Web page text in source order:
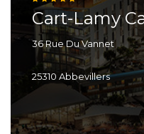
Cart-Lamy
36 Rue Du Vannet
25310 Abbevillers